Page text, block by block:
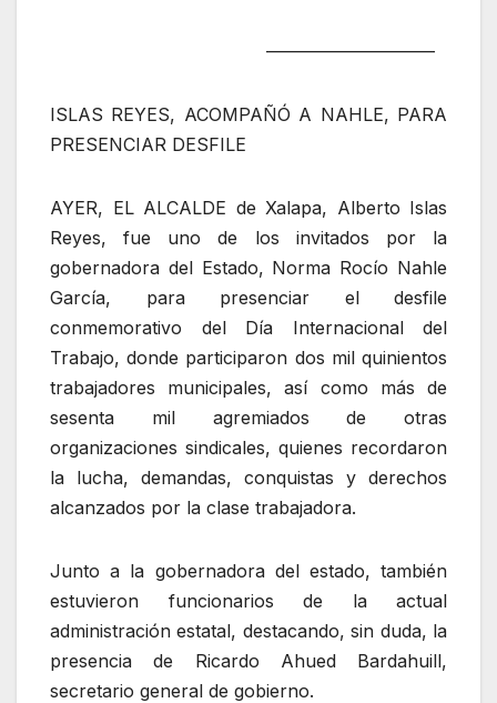
—————————–
ISLAS REYES, ACOMPAÑÓ A NAHLE, PARA
PRESENCIAR DESFILE
AYER, EL ALCALDE de Xalapa, Alberto Islas
Reyes, fue uno de los invitados por la
gobernadora del Estado, Norma Rocío Nahle
García, para presenciar el desfile
conmemorativo del Día Internacional del
Trabajo, donde participaron dos mil quinientos
trabajadores municipales, así como más de
sesenta mil agremiados de otras
organizaciones sindicales, quienes recordaron
la lucha, demandas, conquistas y derechos
alcanzados por la clase trabajadora.
Junto a la gobernadora del estado, también
estuvieron funcionarios de la actual
administración estatal, destacando, sin duda, la
presencia de Ricardo Ahued Bardahuill,
secretario general de gobierno.